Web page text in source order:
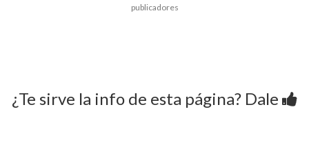
publicadores
¿Te sirve la info de esta página? Dale